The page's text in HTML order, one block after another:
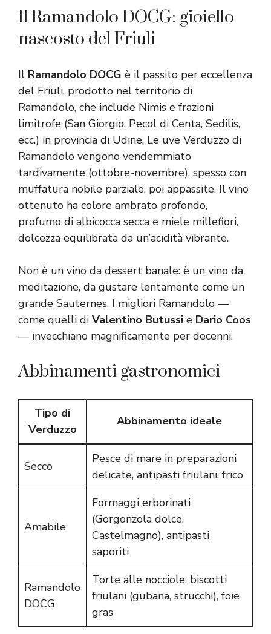
Il Ramandolo DOCG: gioiello
nascosto del Friuli
Il Ramandolo DOCG è il passito per eccellenza
del Friuli, prodotto nel territorio di
Ramandolo, che include Nimis e frazioni
limitrofe (San Giorgio, Pecol di Centa, Sedilis,
ecc.) in provincia di Udine. Le uve Verduzzo di
Ramandolo vengono vendemmiato
tardivamente (ottobre-novembre), spesso con
muffatura nobile parziale, poi appassite. Il vino
ottenuto ha colore ambrato profondo,
profumo di albicocca secca e miele millefiori,
dolcezza equilibrata da un’acidità vibrante.
Non è un vino da dessert banale: è un vino da
meditazione, da gustare lentamente come un
grande Sauternes. I migliori Ramandolo —
come quelli di Valentino Butussi e Dario Coos
— invecchiano magnificamente per decenni.
Abbinamenti gastronomici
Tipo di
Verduzzo
Abbinamento ideale
Secco
Pesce di mare in preparazioni
delicate, antipasti friulani, frico
Amabile
Formaggi erborinati
(Gorgonzola dolce,
Castelmagno), antipasti
saporiti
Ramandolo
DOCG
Torte alle nocciole, biscotti
friulani (gubana, strucchi), foie
gras